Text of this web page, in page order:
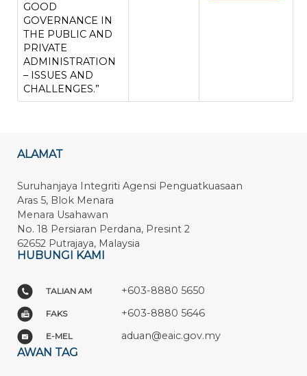
GOOD
GOVERNANCE IN
THE PUBLIC AND
PRIVATE
ADMINISTRATION
– ISSUES AND
CHALLENGES.”
ALAMAT
Suruhanjaya Integriti Agensi Penguatkuasaan
Aras 5, Blok Menara
Menara Usahawan
No. 18 Persiaran Perdana, Presint 2
62652 Putrajaya, Malaysia
HUBUNGI KAMI
TALIAN AM +603-8880 5650
FAKS +603-8880 5646
E-MEL aduan@eaic.gov.my
AWAN TAG